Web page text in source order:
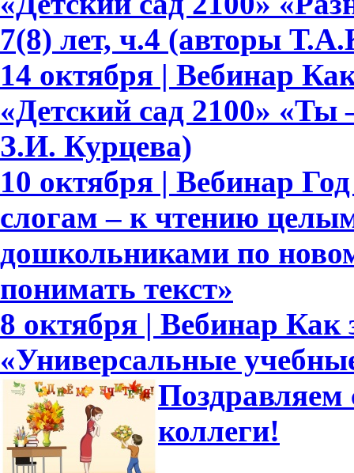
7(8) лет, ч.4 (авторы
14 октября | Вебинар
«Детский сад 2100» «Ты
З.И. Курцева)
10 октября | Вебинар
слогам – к чтению
дошкольниками по
понимать текст»
8 октября | Вебинар Как
«Универсальные
Поздравляем
коллеги!